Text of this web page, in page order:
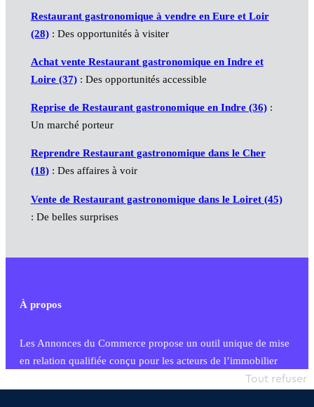
Restaurant gastronomique à vendre en Eure et Loir
(28): Des opportunités à visiter
Achat vente Restaurant gastronomique en Indre et
Loire (37): Des opportunités accessible
Reprise de Restaurant gastronomique en Indre (36):
Un marché porteur
Reprendre Restaurant gastronomique dans le Cher
(18): Des affaires à voir
Vente de Restaurant gastronomique dans le Loiret (45)
: De belles surprises
À propos
Les Annonces du Commerce propose un outil unique de mise
en relation qualifiée conçu pour les acteurs de l’immobilier
commercial et les collectivités territoriales, simple et intégrant
Tout refuser